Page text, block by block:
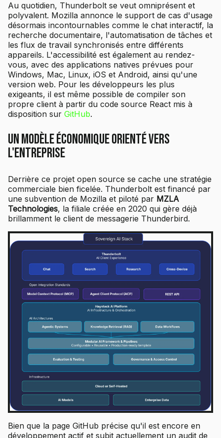
Au quotidien, Thunderbolt se veut omniprésent et
polyvalent. Mozilla annonce le support de cas d'usage
désormais incontournables comme le chat interactif, la
recherche documentaire, l'automatisation de tâches et
les flux de travail synchronisés entre différents
appareils. L'accessibilité est également au rendez-
vous, avec des applications natives prévues pour
Windows, Mac, Linux, iOS et Android, ainsi qu'une
version web. Pour les développeurs les plus
exigeants, il est même possible de compiler son
propre client à partir du code source React mis à
disposition sur GitHub.
Un modèle économique orienté vers
l'entreprise
Derrière ce projet open source se cache une stratégie
commerciale bien ficelée. Thunderbolt est financé par
une subvention de Mozilla et piloté par MZLA
Technologies, la filiale créée en 2020 qui gère déjà
brillamment le client de messagerie Thunderbird.
Bien que la page GitHub précise qu'il est encore en
développement actif et subit actuellement un audit de